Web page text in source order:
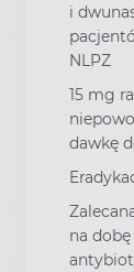
i
NLPZ
15 mg
dawkę
na